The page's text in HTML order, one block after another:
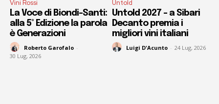
Vini Rossi
La Voce di Biondi-Santi:
alla 5° Edizione la parola
è Generazioni
Roberto Garofalo -
30 Lug, 2026
Untold
Untold 2027 – a Sibari
Decanto premia i
migliori vini italiani
Luigi D'Acunto - 24 Lug, 2026